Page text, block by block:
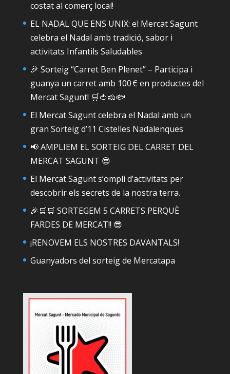
costat al comerç local!
EL NADAL QUE ENS UNIX: el Mercat Sagunt
celebra el Nadal amb tradició, sabor i
activitats Infantils Saludables
🎉 Sorteig “Carret Ben Plenet” – Participa i
guanya un carret amb 100 € en productes del
Mercat Sagunt! 🛒🍅🧀🐟
El Mercat Sagunt celebra el Nadal amb un
gran Sorteig d’11 Cistelles Nadalenques
📢 AMPLIEM EL SORTEIG DEL CARRET DEL
MERCAT SAGUNT 😎
El Mercat Sagunt s’ompli d’activitats per
descobrir els secrets de la nostra terra.
🎉🛒🛒 SORTEGEM 5 CARRETS PERQUÈ
FARDES DE MERCAT!! 😎
¡RENOVEM ELS NOSTRES DAVANTALS!
Guanyadors del sorteig de Mercatapa